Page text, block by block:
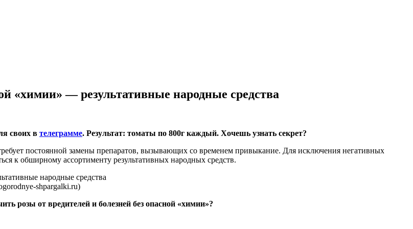
«химии» — результативные народные средства
своих в телеграмме. Результат: томаты по 800г каждый. Хочешь узнать секрет?
постоянной замены препаратов, вызывающих со временем привыкание. Для исключения негативных
к обширному ассортименту результативных народных средств.
shpargalki.ru)
розы от вредителей и болезней без опасной «химии»?